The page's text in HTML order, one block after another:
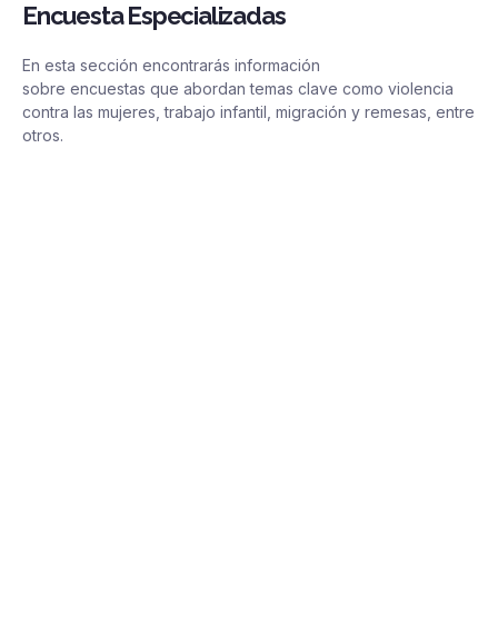
Encuesta Especializadas
En esta sección encontrarás información
sobre encuestas que abordan temas clave como violencia
contra las mujeres, trabajo infantil, migración y remesas , entre
otros.